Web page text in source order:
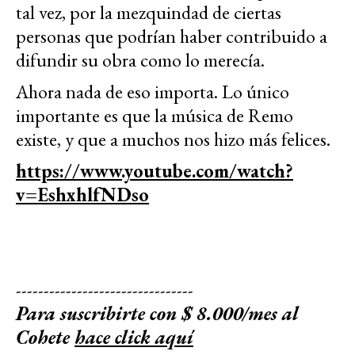
tal vez, por la mezquindad de ciertas
personas que podrían haber contribuido a
difundir su obra como lo merecía.
Ahora nada de eso importa. Lo único
importante es que la música de Remo
existe, y que a muchos nos hizo más felices.
https://www.youtube.com/watch?
v=EshxhlfNDso
--------------------------------
Para suscribirte con $ 8.000/mes al
Cohetehace click aquí